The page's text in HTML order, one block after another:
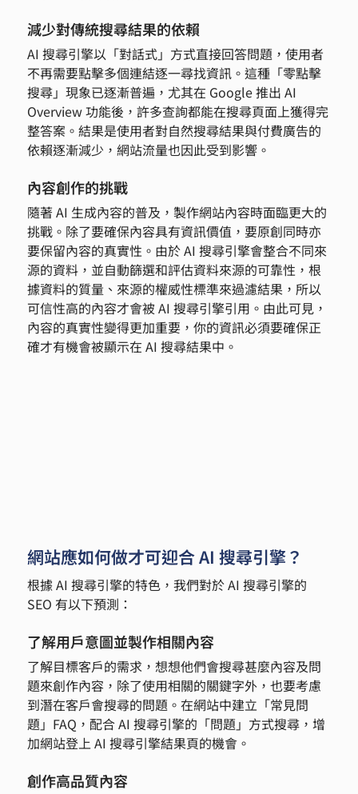
減少對傳統搜尋結果的依賴
AI 搜尋引擎以「對話式」方式直接回答問題，使用者
不再需要點擊多個連結逐一尋找資訊。這種「零點擊
搜尋」現象已逐漸普遍，尤其在 Google 推出 AI
Overview 功能後，許多查詢都能在搜尋頁面上獲得完
整答案。結果是使用者對自然搜尋結果與付費廣告的
依賴逐漸減少，網站流量也因此受到影響。
內容創作的挑戰
隨著 AI 生成內容的普及，製作網站內容時面臨更大的
挑戰。除了要確保內容具有資訊價值，要原創同時亦
要保留內容的真實性。由於 AI 搜尋引擎會整合不同來
源的資料，並自動篩選和評估資料來源的可靠性，根
據資料的質量、來源的權威性標準來過濾結果，所以
可信性高的內容才會被 AI 搜尋引擎引用。由此可見，
內容的真實性變得更加重要，你的資訊必須要確保正
確才有機會被顯示在 AI 搜尋結果中。
網站應如何做才可迎合 AI 搜尋引擎？
根據 AI 搜尋引擎的特色，我們對於 AI 搜尋引擎的
SEO 有以下預測：
了解用戶意圖並製作相關內容
了解目標客戶的需求，想想他們會搜尋甚麼內容及問
題來創作內容，除了使用相關的關鍵字外，也要考慮
到潛在客戶會搜尋的問題。在網站中建立「常見問
題」FAQ，配合 AI 搜尋引擎的「問題」方式搜尋，增
加網站登上 AI 搜尋引擎結果頁的機會。
創作高品質內容